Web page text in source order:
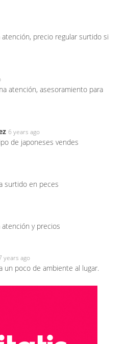
atención, precio regular surtido si
atención, asesoramiento para
6 years ago
de japoneses vendes
surtido en peces
atención y precios
years ago
un poco de ambiente al lugar.